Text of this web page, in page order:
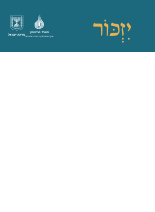
מדינת ישראל
משרד הביטחון
אגף משפחות, הנצחה ומורשת